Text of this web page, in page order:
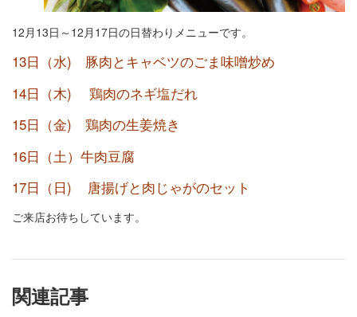
12月13日～12月17日の日替わりメニューです。
13日（水) 豚肉とキャベツのごま味噌炒め
14日（木) 鶏肉のネギ塩だれ
15日（金) 鶏肉の生姜焼き
16日（土）牛肉豆腐
17日（日) 唐揚げと肉じゃがのセット
ご来店お待ちしています。
関連記事